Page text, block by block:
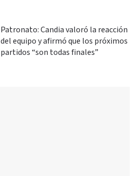
Patronato: Candia valoró la reacción
del equipo y afirmó que los próximos
partidos “son todas finales”